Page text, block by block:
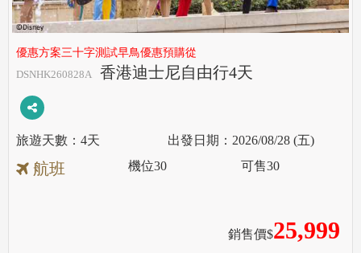
優惠方案三十字測試早鳥優惠預購從
DSNHK260828A
香港迪士尼自由行4天
4天 2026/08/28 (五)
航班
銷售價$25,999
機位30 可售30